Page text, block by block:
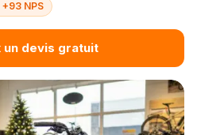
+93 NPS
un devis gratuit